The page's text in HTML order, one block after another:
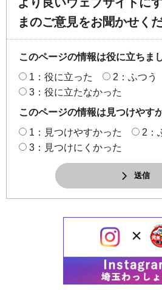
まのご意見をお聞かせく
このページの情報は役に立ちま
1：役に立った
2：ふつう
3：役に立たなかった
このページの情報は見つけやす
1：見つけやすかった
2：
3：見つけにくかった
送信